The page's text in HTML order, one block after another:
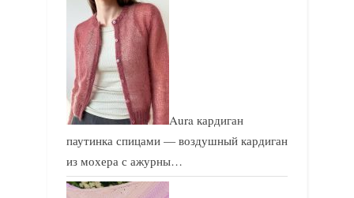
Aura кардиган
паутинка спицами — воздушный кардиган
из мохера с ажурны…